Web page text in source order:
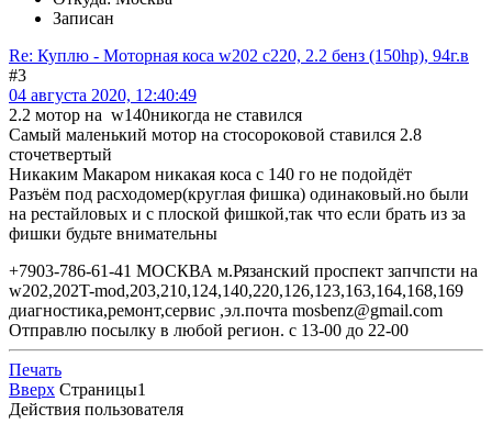
Записан
Re: Куплю - Моторная коса w202 c220, 2.2 бенз (150hp), 94г.в
#3
04 августа 2020, 12:40:49
2.2 мотор на w140никогда не ставился
Самый маленький мотор на стосороковой ставился 2.8
сточетвертый
Никаким Макаром никакая коса с 140 го не подойдёт
Разъём под расходомер(круглая фишка) одинаковый.но были
на рестайловых и с плоской фишкой,так что если брать из за
фишки будьте внимательны
+7903-786-61-41 МОСКВА м.Рязанский проспект запчпсти на
w202,202T-mod,203,210,124,140,220,126,123,163,164,168,169
диагностика,ремонт,сервис ,эл.почта mosbenz@gmail.com
Отправлю посылку в любой регион. с 13-00 до 22-00
Печать
Вверх Страницы1
Действия пользователя